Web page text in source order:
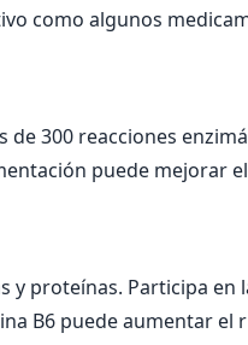
como algunos
300 reacciones
puede mejorar
y proteínas. Participa
B6 puede aumentar